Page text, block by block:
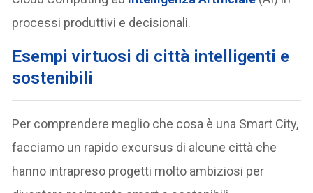
processi produttivi e decisionali.
Esempi virtuosi di città intelligenti e
sostenibili
Per comprendere meglio che cosa è una Smart City,
facciamo un rapido excursus di alcune città che
hanno intrapreso progetti molto ambiziosi per